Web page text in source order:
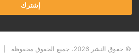
© حقوق النشر 2026، جميع الحقوق محفوظة |